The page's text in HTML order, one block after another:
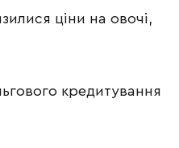
ціни на овочі,
кредитування